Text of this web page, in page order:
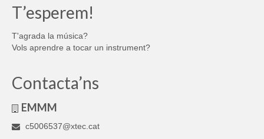
T’esperem!
T'agrada la música?
Vols aprendre a tocar un instrument?
Contacta’ns
EMMM
c5006537@xtec.cat